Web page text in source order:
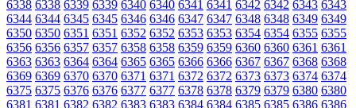
6338 6338 6339 6339 6340 6340 6341 6341 6342 6342 6343 6343
6344 6344 6345 6345 6346 6346 6347 6347 6348 6348 6349 6349
6350 6350 6351 6351 6352 6352 6353 6353 6354 6354 6355 6355
6356 6356 6357 6357 6358 6358 6359 6359 6360 6360 6361 6361
6363 6363 6364 6364 6365 6365 6366 6366 6367 6367 6368 6368
6369 6369 6370 6370 6371 6371 6372 6372 6373 6373 6374 6374
6375 6375 6376 6376 6377 6377 6378 6378 6379 6379 6380 6380
6381 6381 6382 6382 6383 6383 6384 6384 6385 6385 6386 6386